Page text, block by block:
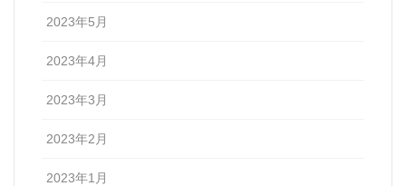
2023年5月
2023年4月
2023年3月
2023年2月
2023年1月